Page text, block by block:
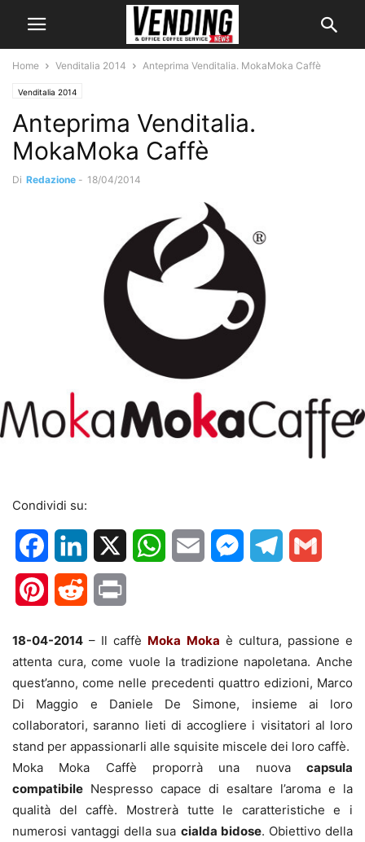
Home Venditalia 2014 Anteprima Venditalia. MokaMoka Caffè
Venditalia 2014
Anteprima Venditalia.
MokaMoka Caffè
Di Redazione - 18/04/2014
Condividi su:
FacebookLinkedIn WhatsApp
Email MessengerTelegram
PinterestReddit
18-04-2014 – Il caffè Moka Moka è cultura, passione e
attenta cura, come vuole la tradizione napoletana. Anche
quest’anno, come nelle precedenti quattro edizioni, Marco
Di Maggio e Daniele De Simone, insieme ai loro
collaboratori, saranno lieti di accogliere i visitatori al loro
stand per appassionarli alle squisite miscele dei loro caffè.
Moka Moka Caffè proporrà una nuova capsula
compatibile Nespresso capace di esaltare l’aroma e la
qualità del caffè. Mostrerà tutte le caratteristiche e i
numerosi vantaggi della sua cialda bidose. Obiettivo della